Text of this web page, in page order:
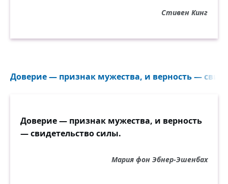
Стивен Кинг
Доверие — признак мужества, и верность —
Доверие — признак мужества, и верность
— свидетельство силы.
Мария фон Эбнер-Эшенбах